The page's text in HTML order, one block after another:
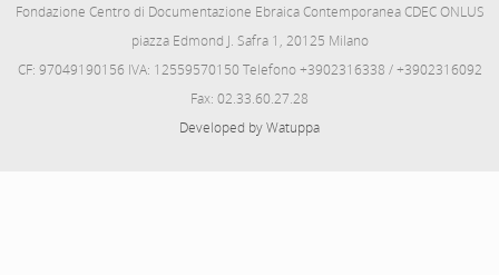
Fondazione Centro di Documentazione Ebraica Contemporanea CDEC ONLUS
piazza Edmond J. Safra 1, 20125 Milano
CF: 97049190156 IVA: 12559570150 Telefono +3902316338 / +3902316092
Fax: 02.33.60.27.28
Developed by Watuppa